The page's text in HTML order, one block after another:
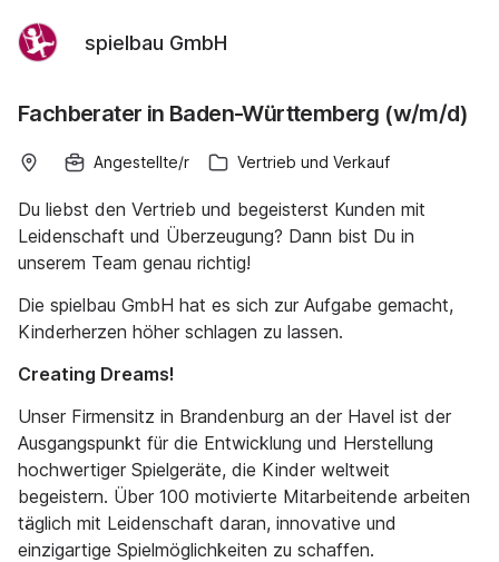
spielbau GmbH
Fachberater in Baden-Württemberg (w/m/d)
Angestellte/r Vertrieb und Verkauf
Du liebst den Vertrieb und begeisterst Kunden mit
Leidenschaft und Überzeugung? Dann bist Du in
unserem Team genau richtig!
Die spielbau GmbH hat es sich zur Aufgabe gemacht,
Kinderherzen höher schlagen zu lassen.
Creating Dreams!
Unser Firmensitz in Brandenburg an der Havel ist der
Ausgangspunkt für die Entwicklung und Herstellung
hochwertiger Spielgeräte, die Kinder weltweit
begeistern. Über 100 motivierte Mitarbeitende arbeiten
täglich mit Leidenschaft daran, innovative und
einzigartige Spielmöglichkeiten zu schaffen.